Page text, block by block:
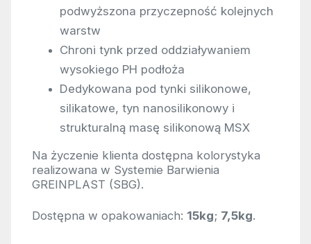
podwyższona przyczepność kolejnych
warstw
Chroni tynk przed oddziaływaniem
wysokiego PH podłoża
Dedykowana pod tynki silikonowe,
silikatowe, tyn nanosilikonowy i
strukturalną masę silikonową MSX
Na życzenie klienta dostępna kolorystyka
realizowana w Systemie Barwienia
GREINPLAST (SBG).
Dostępna w opakowaniach: 15kg; 7,5kg.